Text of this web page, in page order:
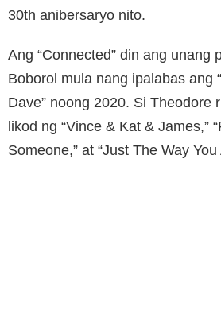
30th anibersaryo nito.
Ang “Connected” din ang unang
Boborol mula nang ipalabas ang
Dave” noong 2020. Si Theodore
likod ng “Vince & Kat & James,”
Someone,” at “Just The Way You